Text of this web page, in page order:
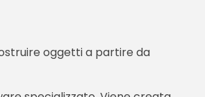
oggetti a partire da